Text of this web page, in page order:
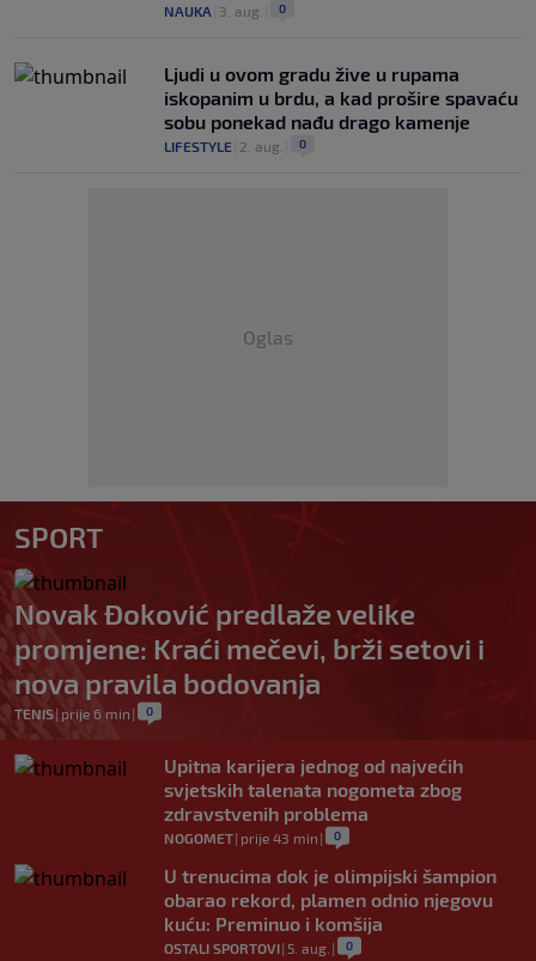
NAUKA 3. aug. 0
Ljudi u ovom gradu žive u rupama
iskopanim u brdu, a kad prošire spavaću
sobu ponekad nađu drago kamenje
LIFESTYLE 2. aug. 0
Oglas
SPORT
Novak Đoković predlaže velike
promjene: Kraći mečevi, brži setovi i
nova pravila bodovanja
TENIS| prije 6 min | 0
Upitna karijera jednog od najvećih
svjetskih talenata nogometa zbog
zdravstvenih problema
NOGOMET| prije 43 min | 0
U trenucima dok je olimpijski šampion
obarao rekord, plamen odnio njegovu
kuću: Preminuo i komšija
OSTALI SPORTOVI| 5. aug. | 0